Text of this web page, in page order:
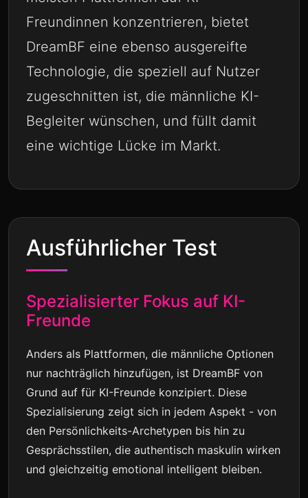
Freundinnen konzentrieren, bietet
DreamBF eine ebenso ausgereifte
Technologie, die speziell auf Nutzer
zugeschnitten ist, die männliche KI-
Begleiter wünschen, und füllt damit
eine wichtige Lücke im Markt.
Ausführlicher Test
Spezialisierter Fokus auf KI-
Freunde
Anders als Plattformen, die männliche Optionen
nur nachträglich hinzufügen, ist DreamBF von
Grund auf für KI-Freunde konzipiert. Diese
Spezialisierung zeigt sich in jedem Aspekt - von
den Persönlichkeits-Archetypen bis hin zu
Gesprächsstilen, die authentisch maskulin wirken
und gleichzeitig emotional intelligent bleiben.